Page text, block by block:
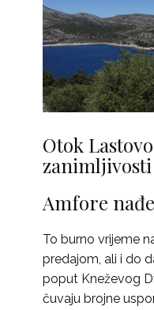
Otok
zanimljivosti
Amfore
To burno vrijeme
predajom, ali i do
poput Kneževog
čuvaju brojne